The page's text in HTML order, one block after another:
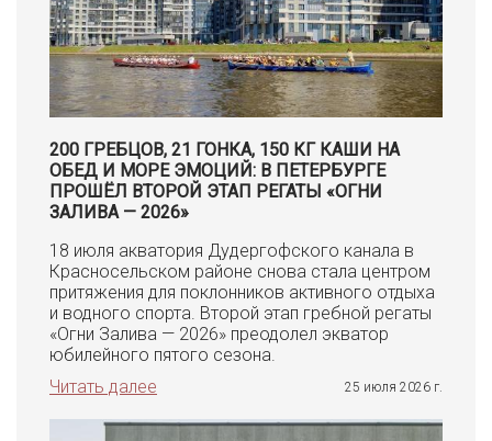
200 ГРЕБЦОВ, 21 ГОНКА, 150 КГ КАШИ НА
ОБЕД И МОРЕ ЭМОЦИЙ: В ПЕТЕРБУРГЕ
ПРОШЁЛ ВТОРОЙ ЭТАП РЕГАТЫ «ОГНИ
ЗАЛИВА — 2026»
18 июля акватория Дудергофского канала в
Красносельском районе снова стала центром
притяжения для поклонников активного отдыха
и водного спорта. Второй этап гребной регаты
«Огни Залива — 2026» преодолел экватор
юбилейного пятого сезона.
Читать далее
25 июля 2026 г.